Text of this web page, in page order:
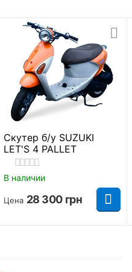
Кременчуг,
Ивано-Франковск,
Чернигов, Ужгород
2
150 кг
100 км/ч
122 кг
2х местное
Скутер б/у SUZUKI
LET'S 4 PALLET
В наличии
Цена 28 300 грн